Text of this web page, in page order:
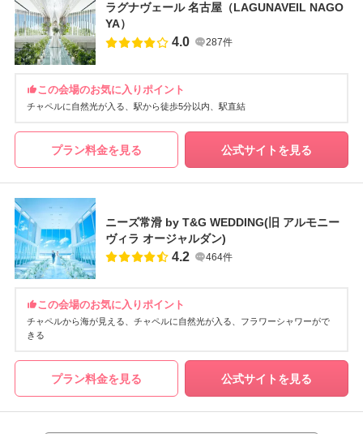
ラグナヴェール 名古屋（LAGUNAVEIL NAGO
YA）
4.0 287件
この会場のお気に入りポイント
チャペルに自然光が入る 駅から徒歩5分以内 駅直結
プラン料金を見る 公式サイトを見る
ニーズ常滑 by T&G WEDDING(旧 アルモニー
ヴィラ オージャルダン)
4.2 464件
この会場のお気に入りポイント
チャペルから海が見える チャペルに自然光が入る
フラワーシャワーがで
きる
プラン料金を見る 公式サイトを見る